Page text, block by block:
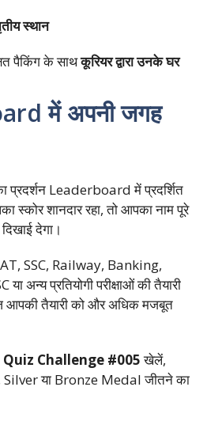
स्थान
पैकिंग के साथकूरियर द्वारा उनके घर
में अपनी जगह
प्रदर्शन Leaderboard में प्रदर्शित
स्कोर शानदार रहा, तो आपका नाम पूरे
देगा।
SSC, Railway, Banking,
अन्य प्रतियोगी परीक्षाओं की तैयारी
आपकी तैयारी को और अधिक मजबूत
Challenge #005खेलें,
Silver या Bronze Medal जीतने का